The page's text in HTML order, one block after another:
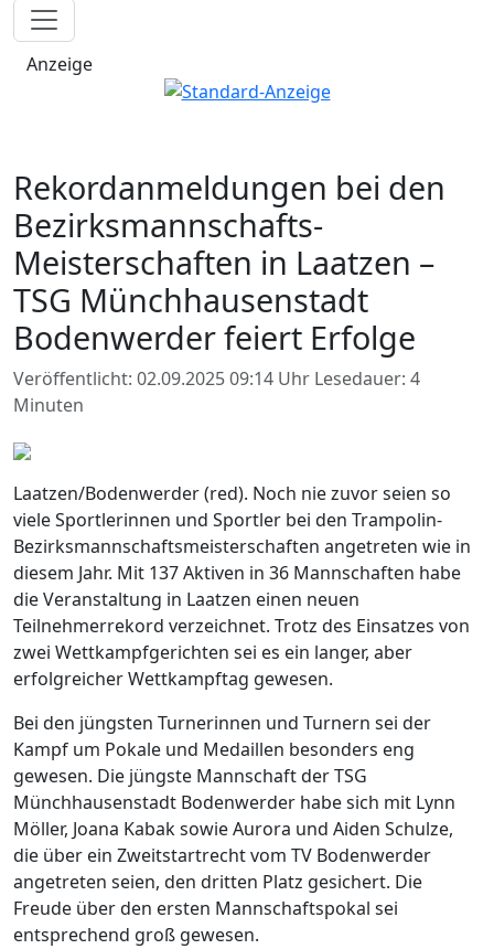
Anzeige
Rekordanmeldungen bei den
Bezirksmannschafts-
Meisterschaften in Laatzen –
TSG Münchhausenstadt
Bodenwerder feiert Erfolge
Veröffentlicht: 02.09.2025 09:14 Uhr Lesedauer: 4
Minuten
Laatzen/Bodenwerder (red). Noch nie zuvor seien so
viele Sportlerinnen und Sportler bei den Trampolin-
Bezirksmannschaftsmeisterschaften angetreten wie in
diesem Jahr. Mit 137 Aktiven in 36 Mannschaften habe
die Veranstaltung in Laatzen einen neuen
Teilnehmerrekord verzeichnet. Trotz des Einsatzes von
zwei Wettkampfgerichten sei es ein langer, aber
erfolgreicher Wettkampftag gewesen.
Bei den jüngsten Turnerinnen und Turnern sei der
Kampf um Pokale und Medaillen besonders eng
gewesen. Die jüngste Mannschaft der TSG
Münchhausenstadt Bodenwerder habe sich mit Lynn
Möller, Joana Kabak sowie Aurora und Aiden Schulze,
die über ein Zweitstartrecht vom TV Bodenwerder
angetreten seien, den dritten Platz gesichert. Die
Freude über den ersten Mannschaftspokal sei
entsprechend groß gewesen.